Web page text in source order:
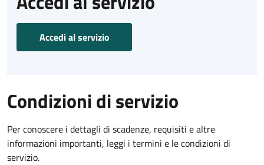
Accedi al servizio
Condizioni di servizio
Per conoscere i dettagli di scadenze, requisiti e altre
informazioni importanti, leggi i termini e le condizioni di
servizio.